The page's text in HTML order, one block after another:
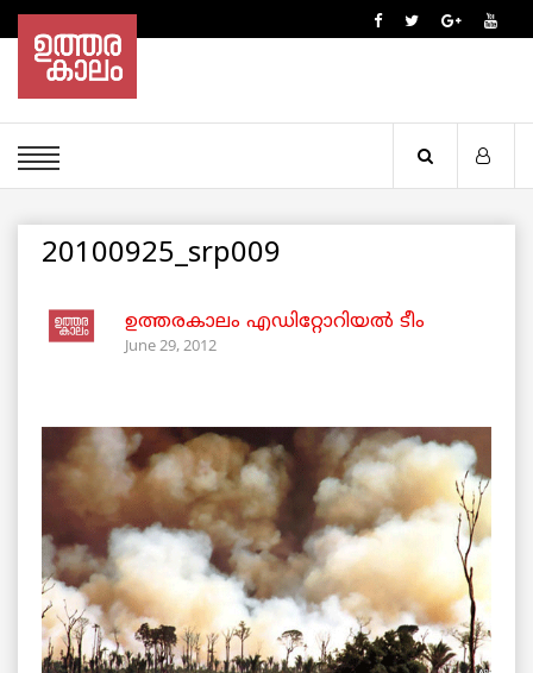
20100925_srp009
ഉത്തരകാലം എഡിറ്റോറിയല്‍ ടീം
June 29, 2012